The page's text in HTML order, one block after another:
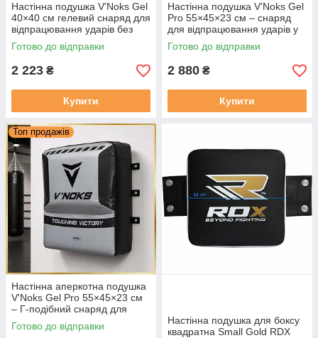
Настінна подушка V'Noks Gel
40×40 см гелевий снаряд для
відпрацювання ударів без
рукавичок
Готово до відправки
2 223 ₴
Купити
Настінна подушка V'Noks Gel
Pro 55×45×23 см – снаряд
для відпрацювання ударів у
боксерських тренуваннях
Готово до відправки
2 880 ₴
Купити
Топ продажів
Настінна аперкотна подушка
V'Noks Gel Pro 55×45×23 см
– Г-подібний снаряд для
боксерських тренувань
Готово до відправки
Настінна подушка для боксу
квадратна Small Gold RDX